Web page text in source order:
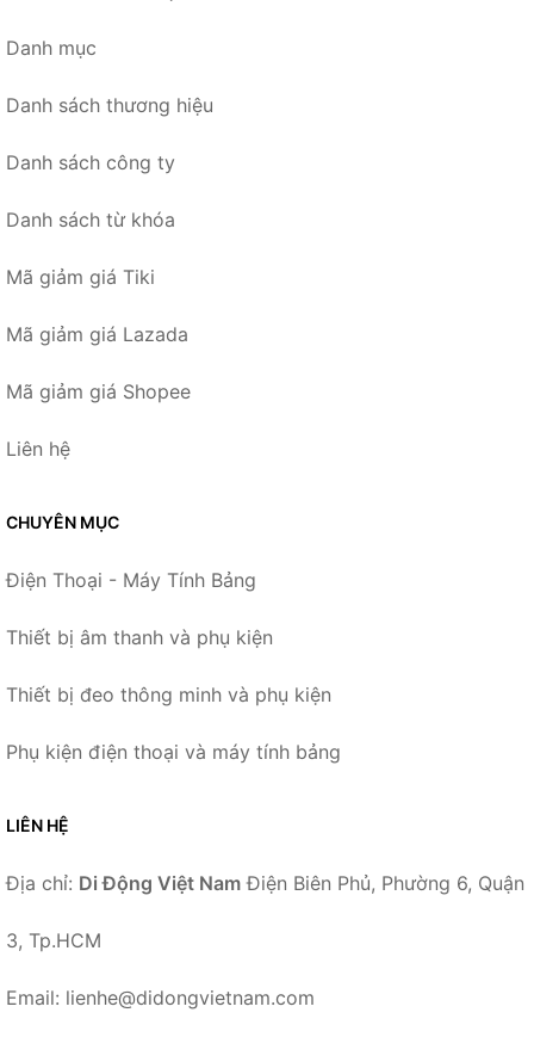
Danh mục
Danh sách thương hiệu
Danh sách công ty
Danh sách từ khóa
Mã giảm giá Tiki
Mã giảm giá Lazada
Mã giảm giá Shopee
Liên hệ
CHUYÊN MỤC
Điện Thoại - Máy Tính Bảng
Thiết bị âm thanh và phụ kiện
Thiết bị đeo thông minh và phụ kiện
Phụ kiện điện thoại và máy tính bảng
LIÊN HỆ
Địa chỉ: Di Động Việt Nam Điện Biên Phủ, Phường 6, Quận
3, Tp.HCM
Email: lienhe@didongvietnam.com